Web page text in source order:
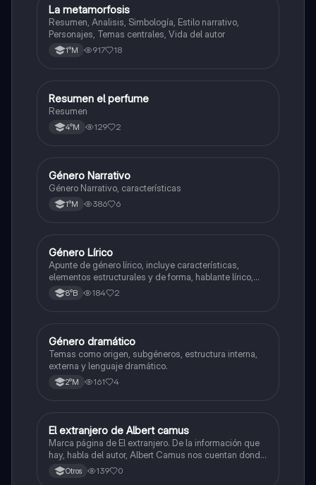
Lengua y Comunicación
La metamorfosis
Resumen, Analisis, Simbología, Estilo narrativo,
Personajes, Temas centrales, Vida del autor
1°M 917 18
Lengua y Comunicación
Resumen el perfume
Resumen
4°M 129 2
Lengua y Comunicación
Género Narrativo
Género Narrativo, características
1°M 386 6
Lengua y Comunicación
Género Lírico
Apunte de género lírico, incluye características,
elementos estructurales y de forma, hablante lírico,
objeto lírico, motivo lírico, temple de ánimo, actitudes
líricas y sinalefa.
8°B 184 2
Lengua y Comunicación
Género dramático
Temas como origen, subgéneros, estructura interna,
externa y lenguaje dramático.
2°M 161 4
Lengua y Comunicación
El extranjero de Albert camus
Marca página de El extranjero. De la información que
hay, habla del autor, Albert Camus nos cuentan donde
nace, la fecha y premios, Nos dan el contexto histórico
cuando se escribió este libro y aspectos de la obra.
Otros 139 0